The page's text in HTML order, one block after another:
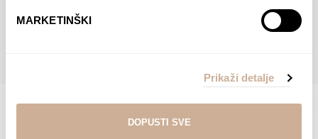
MARKETINŠKI
Prikaži detalje
DOPUSTI SVE
do
138,00 €
POGLEDAJTE SVE PROIZVODE U OVOJ KATEGORIJI